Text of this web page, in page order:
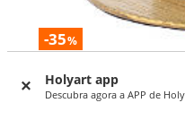
Holyart app
Descubra agora a APP de
-35%
Porta-vela latão